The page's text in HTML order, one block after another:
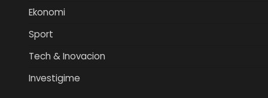
Ekonomi
Sport
Tech & Inovacion
Investigime